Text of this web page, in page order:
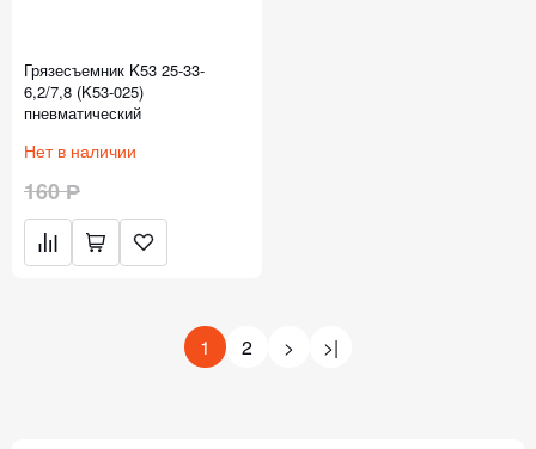
Грязесъемник K53 25-33-
6,2/7,8 (K53-025)
пневматический
Нет в наличии
160 Р
1 2 > >|